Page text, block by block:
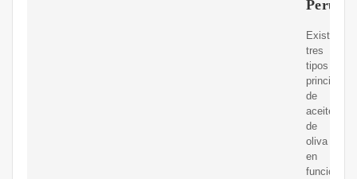
Perú
Existen
tres
tipos
principales
de
aceite
de
oliva
en
función